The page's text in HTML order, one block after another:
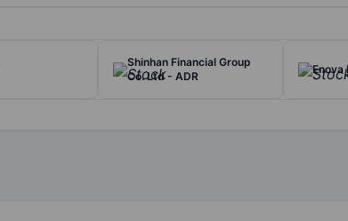
Shinhan Financial Group
Co. Ltd - ADR
Enova